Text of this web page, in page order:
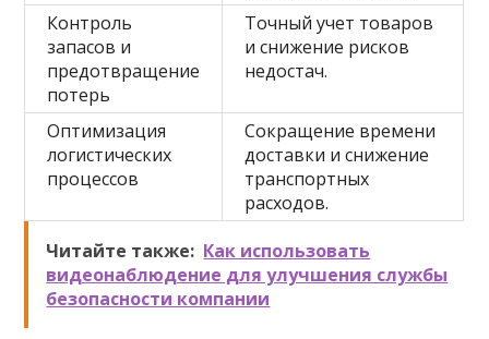
Контроль
запасов и
предотвращение
потерь
Точный учет товаров
и снижение рисков
недостач.
Оптимизация
логистических
процессов
Сокращение времени
доставки и снижение
транспортных
расходов.
Читайте также: Как использовать
видеонаблюдение для улучшения службы
безопасности компании